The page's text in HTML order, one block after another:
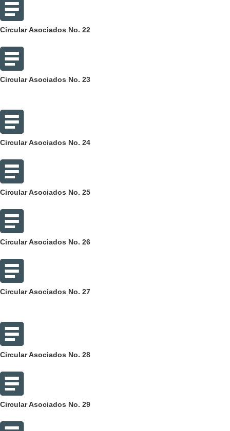
Circular Asociados No. 22
Circular Asociados No. 23
Circular Asociados No. 24
Circular Asociados No. 25
Circular Asociados No. 26
Circular Asociados No. 27
Circular Asociados No. 28
Circular Asociados No. 29